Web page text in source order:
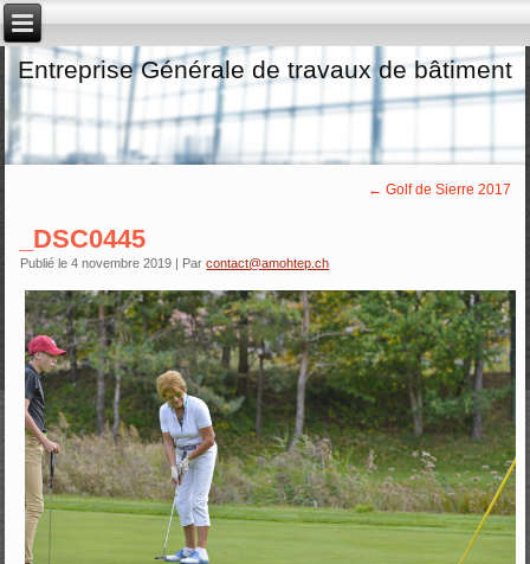
Entreprise Générale de travaux de bâtiment
← Golf de Sierre 2017
_DSC0445
Publié le 4 novembre 2019 | Par contact@amohtep.ch